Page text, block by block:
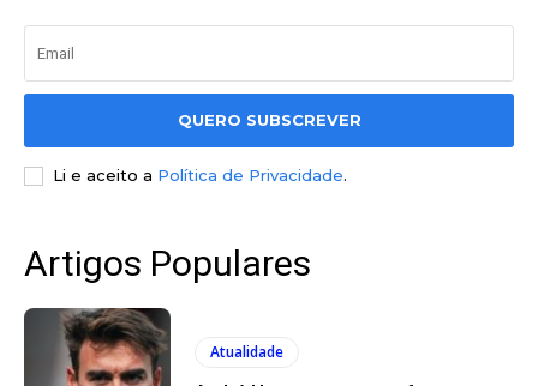
QUERO SUBSCREVER
Li e aceito a Política de Privacidade.
Artigos Populares
Atualidade